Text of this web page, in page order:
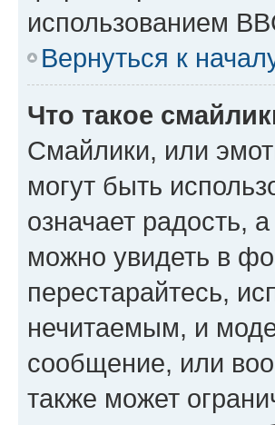
использованием
Вернуться к
Что такое
Смайлики, или
могут быть
означает радость,
можно увидеть в
перестарайтесь,
нечитаемым, и
сообщение, или
также может